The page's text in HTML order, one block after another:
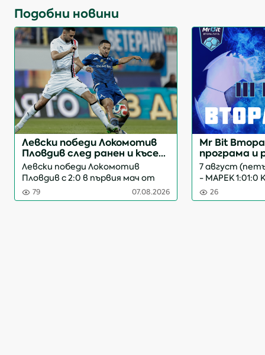
Подобни новини
Левски победи Локомотив
Пловдив след ранен и късен
гол (ВИДЕО)
Левски победи Локомотив
Пловдив с 2:0 в първия мач от
четвъртия кръг на Първа
лига. „Сините“ поведоха още в
79 07.08.2026
Mr Bit Втора
програма и
(обновява
7 август
- МАРЕК 1:01:0
72 9 август (неделя), 18:00 часа
СПОРТИСТ
26